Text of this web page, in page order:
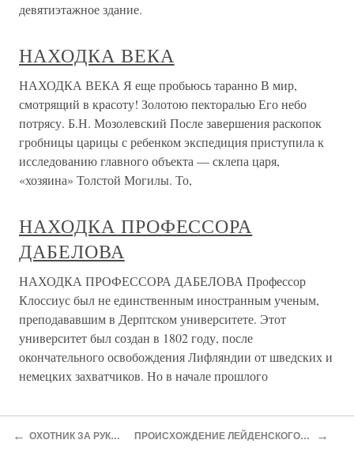
девятиэтажное здание.
НАХОДКА ВЕКА
НАХОДКА ВЕКА Я еще пробьюсь таранно В мир,
смотрящий в красоту! Золотою пекторалью Его небо
потрясу. Б.Н. Мозолевский После завершения раскопок
гробницы царицы с ребенком экспедиция приступила к
исследованию главного объекта — склепа царя,
«хозяина» Толстой Могилы. То,
НАХОДКА ПРОФЕССОРА
ДАБЕЛОВА
НАХОДКА ПРОФЕССОРА ДАБЕЛОВА Профессор
Клоссиус был не единственным иностранным ученым,
преподававшим в Дерптском университете. Этот
университет был создан в 1802 году, после
окончательного освобождения Лифляндии от шведских и
немецких захватчиков. Но в начале прошлого
НАХОДКА
← ОХОТНИК ЗА РУКОПИСЯМИ ПРОИСХОЖДЕНИЕ ЛЕЙДЕНСКОГО МАНУСКРИПТА →